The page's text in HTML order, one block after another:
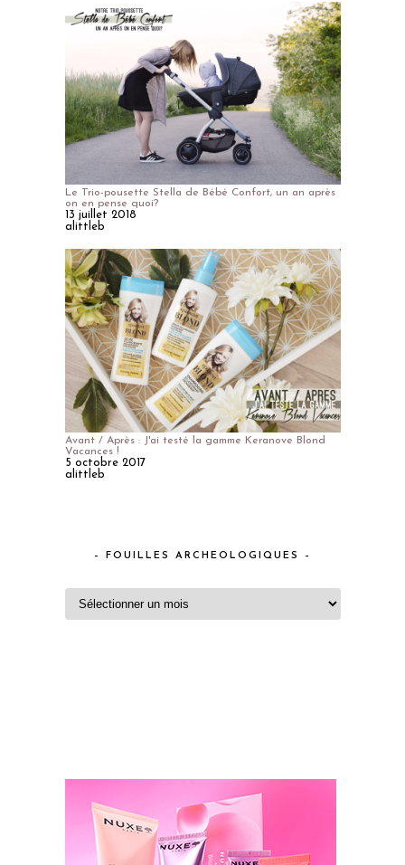
Le Trio-pousette Stella de Bébé Confort, un an après
on en pense quoi?
13 juillet 2018
alittleb
Avant / Après : J'ai testé la gamme Keranove Blond
Vacances !
5 octobre 2017
alittleb
– FOUILLES ARCHEOLOGIQUES –